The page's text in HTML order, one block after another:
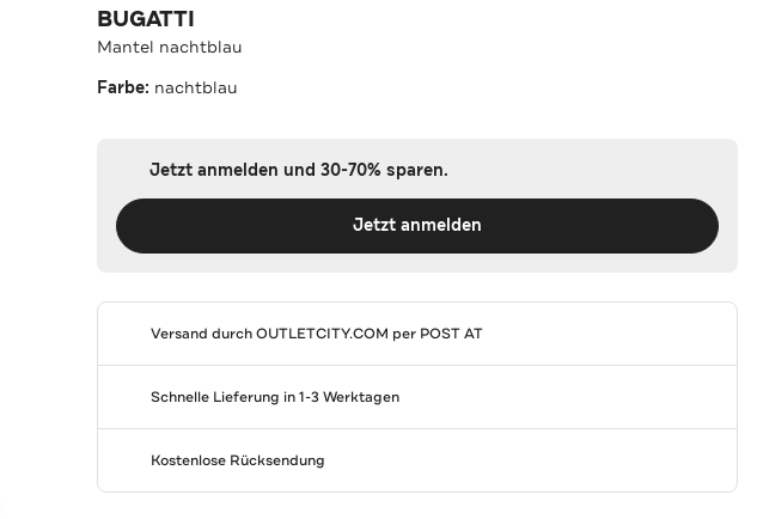
BUGATTI
Mantel nachtblau
Farbe: nachtblau
Jetzt anmelden und 30-70% sparen.
Jetzt anmelden
Versand durchOUTLETCITY.COM per POST AT
Schnelle Lieferung in 1-3 Werktagen
Kostenlose Rücksendung